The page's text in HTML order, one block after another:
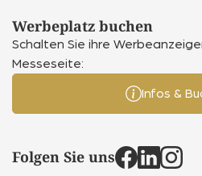
Werbeplatz buchen
Schalten Sie ihre
Messeseite:
Infos &
Folgen Sie uns